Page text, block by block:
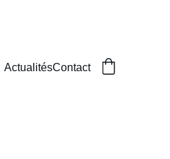
ActualitésContact